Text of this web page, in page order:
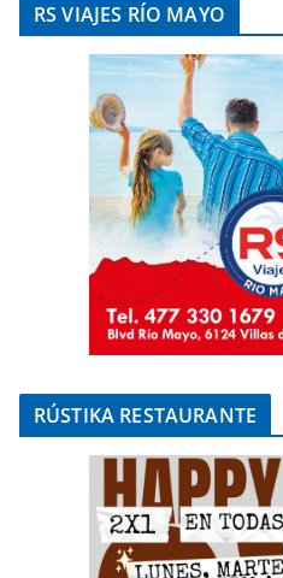
RS VIAJES RÍO MAYO
RÚSTIKA RESTAURANTE